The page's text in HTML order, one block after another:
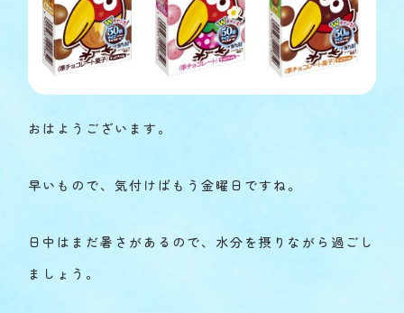
おはようございます。
早いもので、気付けばもう金曜日ですね。
日中はまだ暑さがあるので、水分を摂りながら過ごし
ましょう。